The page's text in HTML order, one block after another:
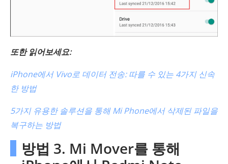
또한 읽어보세요:
iPhone에서 Vivo로 데이터 전송: 따를 수 있는 4가지 신속
한 방법
5가지 유용한 솔루션을 통해 Mi Phone에서 삭제된 파일을
복구하는 방법
방법 3. Mi Mover를 통해